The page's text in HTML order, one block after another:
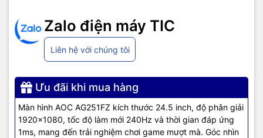
Zalo điện máy TIC
Liên hệ với chúng tôi
Ưu đãi khi mua hàng
Màn hình AOC AG251FZ kích thước 24.5 inch, độ phân giải
1920x1080, tốc độ làm mới 240Hz và thời gian đáp ứng
1ms, mang đến trải nghiệm chơi game mượt mà. Góc nhìn
(tịnh/ tổng)
w/packaging
Màn hình tiêu chuẩn thường có tần số quét 60Hz, có thể gây mờ
hình ảnh khi chơi các game hành động tốc độ cao.
Tần số quét 240Hz siêu nhanh, kết hợp cùng thời gian phản hồi
1ms, mang đến hình ảnh hiển thị nhanh chóng và cực kỳ sắc nét.